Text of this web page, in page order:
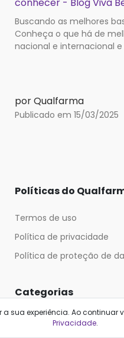
Buscando as melhores
Conheça o que há de
nacional e internacional
por Qualfarma
Publicado em 15/03/2025
Políticas do
Termos de uso
Política de privacidade
Política de proteção de
Categorias
Cabelos
a sua experiência. Ao
Privacidade.